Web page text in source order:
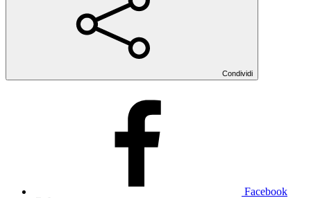
Condividi
Facebook